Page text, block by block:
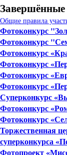
конкурсы
Общие правила
Фотоконкурс
Фотоконкурс
Фотоконкурс
Фотоконкурс
Фотоконкурс
Фотоконкурс
Суперконкурс
Фотоконкурс
Фотоконкурс
Торжественная
суперконкурса
Фотопроект